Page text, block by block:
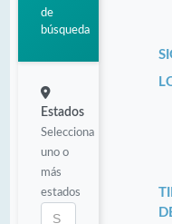
de
búsqueda
Estados
Selecciona
uno o
más
estados